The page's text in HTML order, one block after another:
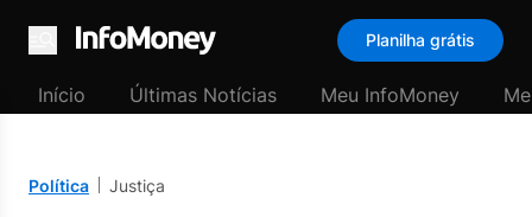
Menu
Planilha grátis
Início Últimas Notícias Meu InfoMoney
Política Justiça